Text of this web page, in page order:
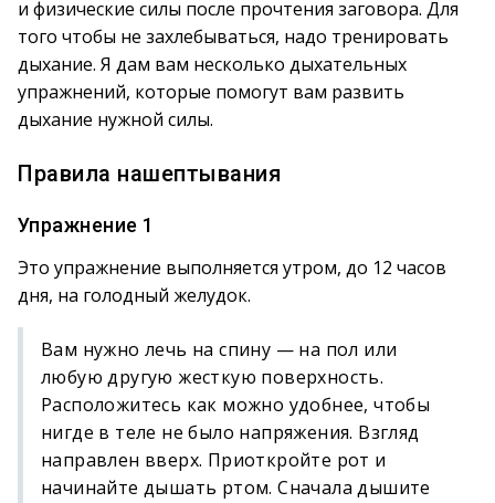
и физические силы после прочтения заговора. Для
того чтобы не захлебываться, надо тренировать
дыхание. Я дам вам несколько дыхательных
упражнений, которые помогут вам развить
дыхание нужной силы.
Правила нашептывания
Упражнение 1
Это упражнение выполняется утром, до 12 часов
дня, на голодный желудок.
Вам нужно лечь на спину — на пол или
любую другую жесткую поверхность.
Расположитесь как можно удобнее, чтобы
нигде в теле не было напряжения. Взгляд
направлен вверх. Приоткройте рот и
начинайте дышать ртом. Сначала дышите